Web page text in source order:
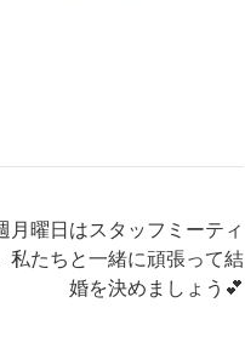
月曜日はスタッフミーティ
私たちと一緒に頑張って結
婚を決めましょう💕